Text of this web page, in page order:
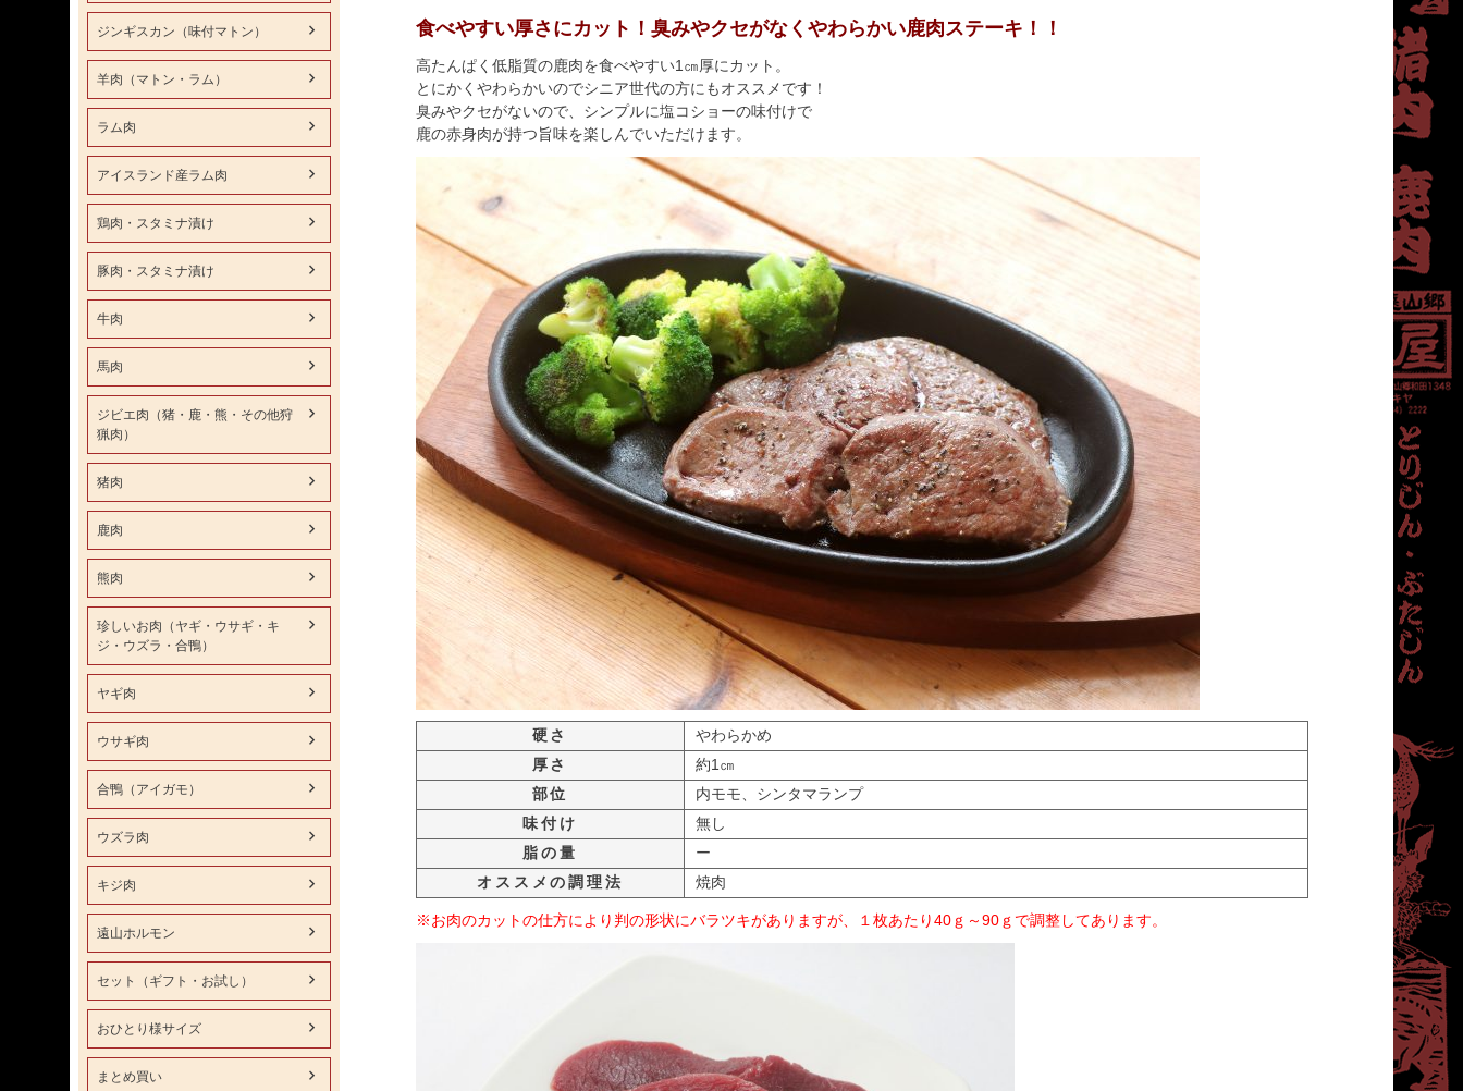
ジンギスカン（味付マトン）
羊肉（マトン・ラム）
ラム肉
アイスランド産ラム肉
鶏肉・スタミナ漬け
豚肉・スタミナ漬け
牛肉
馬肉
ジビエ肉（猪・鹿・熊・その他狩
猟肉）
猪肉
鹿肉
熊肉
珍しいお肉（ヤギ・ウサギ・キ
ジ・ウズラ・合鴨）
ヤギ肉
ウサギ肉
合鴨（アイガモ）
ウズラ肉
キジ肉
遠山ホルモン
セット（ギフト・お試し）
おひとり様サイズ
まとめ買い
食べやすい厚さにカット！臭みやクセがなくやわらかい鹿肉ステーキ！！
高たんぱく低脂質の鹿肉を食べやすい1㎝厚にカット。
とにかくやわらかいのでシニア世代の方にもオススメです！
臭みやクセがないので、シンプルに塩コショーの味付けで
鹿の赤身肉が持つ旨味を楽しんでいただけます。
硬さ
やわらかめ
厚さ
約1㎝
部位
内モモ、シンタマランプ
味付け
無し
脂の量
ー
オススメの調理法
焼肉
※お肉のカットの仕方により判の形状にバラツキがありますが、１枚あたり40ｇ～90ｇで調整してあります。